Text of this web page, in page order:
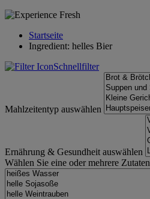
Startseite
Ingredient: helles Bier
Schnellfilter
Mahlzeitentyp auswählen
Ernährung & Gesundheit auswählen
Wählen Sie eine oder mehrere Zutaten